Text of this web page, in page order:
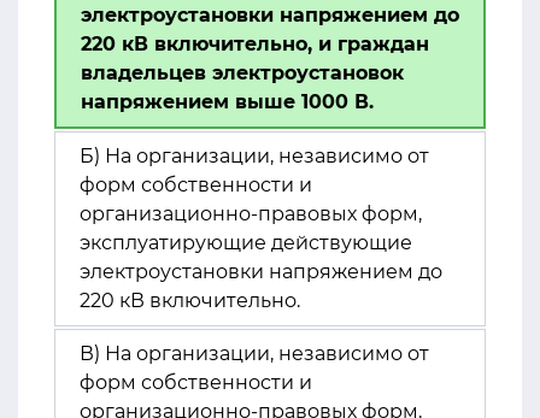
электроустановки напряжением до
220 кВ включительно, и граждан
владельцев электроустановок
напряжением выше 1000 В.
Б) На организации, независимо от
форм собственности и
организационно-правовых форм,
эксплуатирующие действующие
электроустановки напряжением до
220 кВ включительно.
В) На организации, независимо от
форм собственности и
организационно-правовых форм,